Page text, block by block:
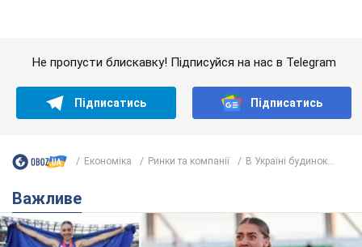
Красуня зі Львова з рекордом виграла
історичну медаль для України на чемпіонаті
світу з легкої атлетики U20. Відео